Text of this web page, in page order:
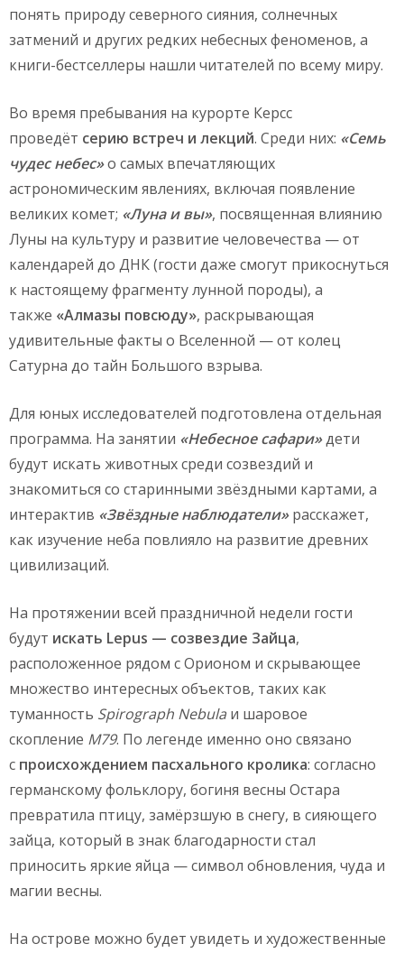
понять природу северного сияния, солнечных
затмений и других редких небесных феноменов, а
книги-бестселлеры нашли читателей по всему миру.
Во время пребывания на курорте Керсс
проведёт серию встреч и лекций. Среди них: «Семь
чудес небес»о самых впечатляющих
астрономическим явлениях, включая появление
великих комет; «Луна и вы», посвященная влиянию
Луны на культуру и развитие человечества — от
календарей до ДНК (гости даже смогут прикоснуться
к настоящему фрагменту лунной породы), а
также «Алмазы повсюду», раскрывающая
удивительные факты о Вселенной — от колец
Сатурна до тайн Большого взрыва.
Для юных исследователей подготовлена отдельная
программа. На занятии «Небесное сафари»дети
будут искать животных среди созвездий и
знакомиться со старинными звёздными картами, а
интерактив «Звёздные наблюдатели»расскажет,
как изучение неба повлияло на развитие древних
цивилизаций.
На протяжении всей праздничной недели гости
будут искать Lepus — созвездие Зайца,
расположенное рядом с Орионом и скрывающее
множество интересных объектов, таких как
туманность Spirograph Nebula и шаровое
скопление M79. По легенде именно оно связано
с происхождением пасхального кролика: cогласно
германскому фольклору, богиня весны Остара
превратила птицу, замёрзшую в снегу, в сияющего
зайца, который в знак благодарности стал
приносить яркие яйца — символ обновления, чуда и
магии весны.
На острове можно будет увидеть и художественные